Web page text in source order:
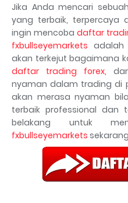
Jika Anda mencari
yang terbaik, terpercaya
ingin mencoba daftar
fxbullseyemarkets adalah
akan terkejut bagaimana
daftar trading forex,
nyaman dalam trading di
akan merasa nyaman
terbaik professional dan
belakang untuk
fxbullseyemarkets